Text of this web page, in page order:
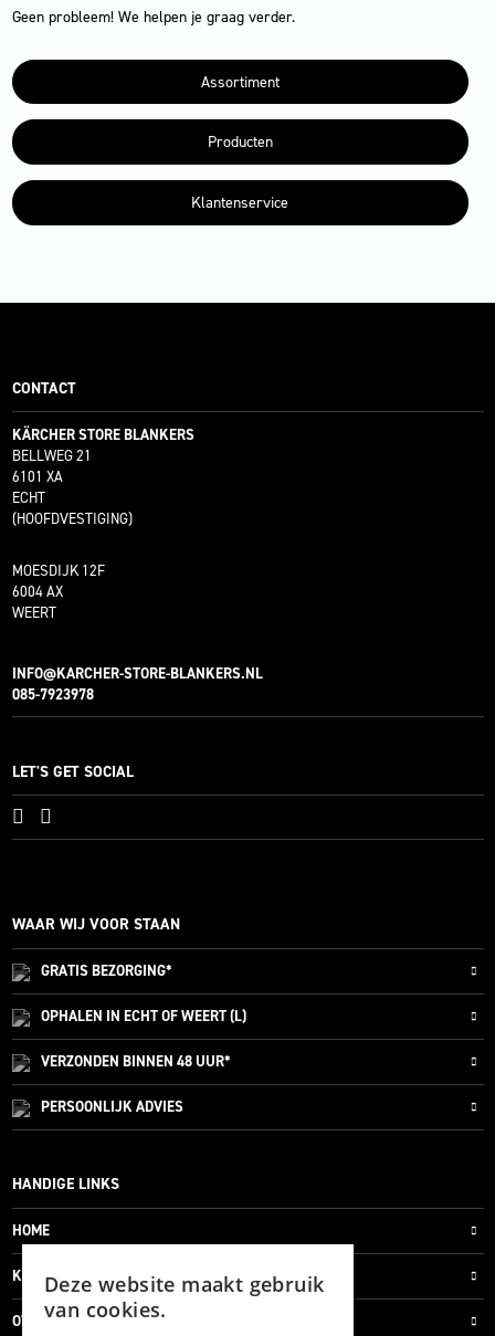
Geen probleem! We helpen je graag verder.
Assortiment
Producten
Klantenservice
CONTACT
KÄRCHER STORE BLANKERS
BELLWEG 21
6101 XA
ECHT
(HOOFDVESTIGING)
MOESDIJK 12F
6004 AX
WEERT
INFO@KARCHER-STORE-BLANKERS.NL
085-7923978
LET'S GET SOCIAL
WAAR WIJ VOOR STAAN
GRATISBEZORGING*
OPHALEN IN ECHT OF WEERT (L)
VERZONDEN BINNEN 48 UUR*
PERSOONLIJKADVIES
HANDIGE LINKS
HOME
KLANTENSERVICE
OVER ONS
Deze website maakt gebruik
van cookies.